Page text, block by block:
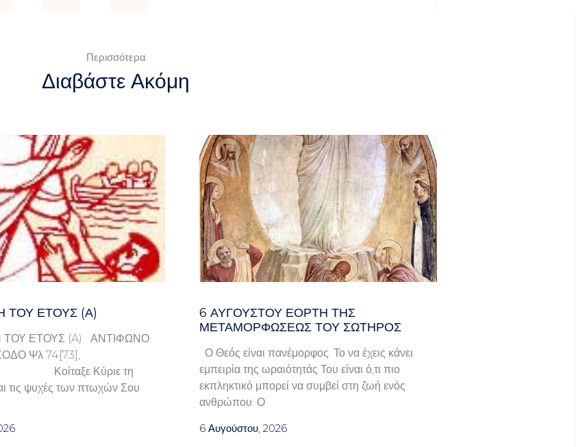
Περισσότερα
Διαβάστε Ακόμη
ΤΟΥ ΈΤΟΥΣ (Α)
ΤΟΥ ΕΤΟΥΣ (A) ΑΝΤΙΦΩΝΟ
Ψλ 74[73],
Κοίταξε Κύριε τη
τις ψυχές των πτωχών Σου
6 ΑΥΓΟΥΣΤΟΥ ΕΟΡΤΗ ΤΗΣ
ΜΕΤΑΜΟΡΦΩΣΕΩΣ ΤΟΥ ΣΩΤΗΡΟΣ
Ο Θεός είναι πανέμορφος. Το να έχεις κάνει
εμπειρία της ωραιότητάς Του είναι ό,τι πιο
εκπληκτικό μπορεί να συμβεί στη ζωή ενός
ανθρώπου. Ο
6 Αυγούστου, 2026